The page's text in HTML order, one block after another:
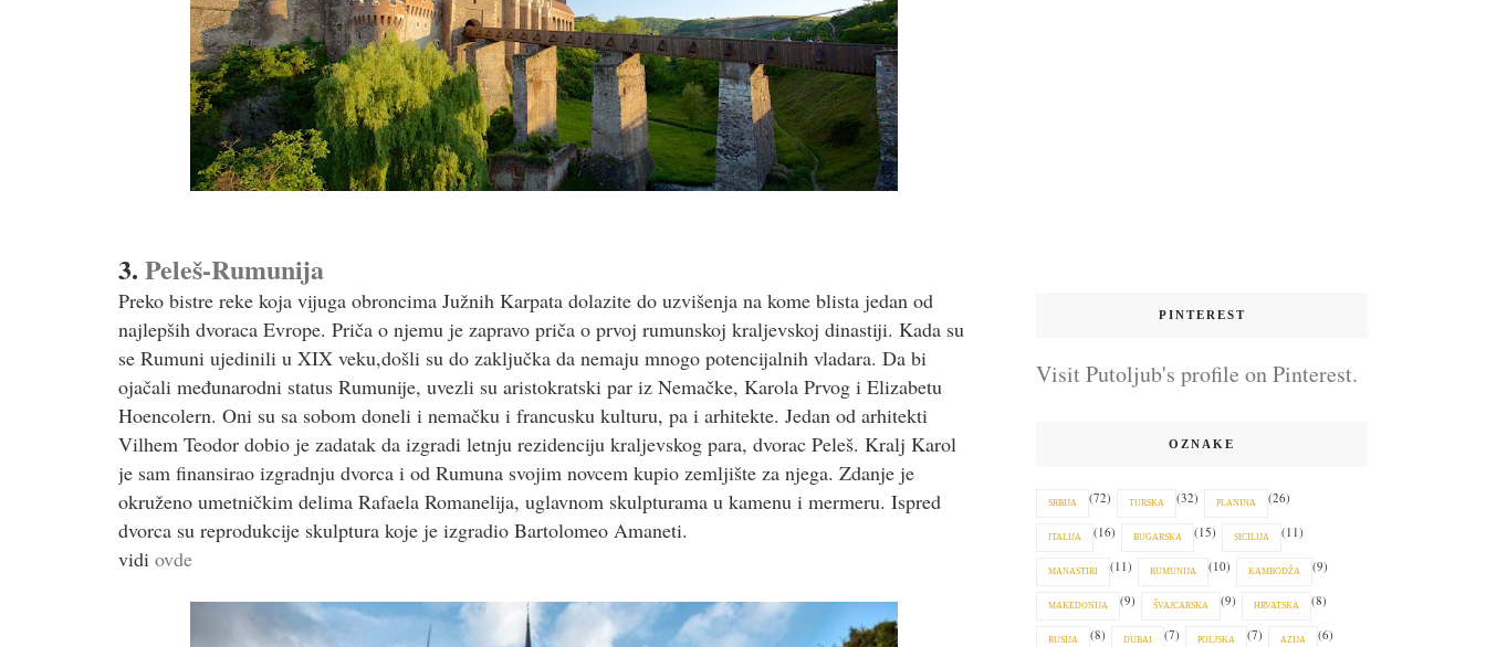
3. Peleš-Rumunija
Preko bistre reke koja vijuga obroncima Južnih Karpata dolazite do uzvišenja na kome blista jedan od
najlepših dvoraca Evrope. Priča o njemu je zapravo priča o prvoj rumunskoj kraljevskoj dinastiji. Kada su
se Rumuni ujedinili u XIX veku,došli su do zaključka da nemaju mnogo potencijalnih vladara. Da bi
ojačali međunarodni status Rumunije, uvezli su aristokratski par iz Nemačke, Karola Prvog i Elizabetu
Hoencolern. Oni su sa sobom doneli i nemačku i francusku kulturu, pa i arhitekte. Jedan od arhitekti
Vilhem Teodor dobio je zadatak da izgradi letnju rezidenciju kraljevskog para, dvorac Peleš. Kralj Karol
je sam finansirao izgradnju dvorca i od Rumuna svojim novcem kupio zemljište za njega. Zdanje je
okruženo umetničkim delima Rafaela Romanelija, uglavnom skulpturama u kamenu i mermeru. Ispred
dvorca su reprodukcije skulptura koje je izgradio Bartolomeo Amaneti.
vidi ovde
PINTEREST
Visit Putoljub's profile on Pinterest.
OZNAKE
SRBIJA (72) TURSKA (32) PLANINA (26)
ITALIJA (16) BUGARSKA (15) SICILIJA (11)
MANASTIRI (11) RUMUNIJA (10) KAMBODŽA (9)
MAKEDONIJA (9) ŠVAJCARSKA (9) HRVATSKA (8)
RUSIJA (8) DUBAI (7) POLJSKA (7) AZIJA (6)